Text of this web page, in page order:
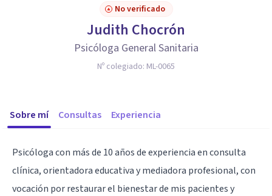
No verificado
Judith Chocrón
Psicóloga General Sanitaria
Nº colegiado: ML-0065
Sobre mí Consultas Experiencia
Psicóloga con más de 10 años de experiencia en consulta
clínica, orientadora educativa y mediadora profesional, con
vocación por restaurar el bienestar de mis pacientes y